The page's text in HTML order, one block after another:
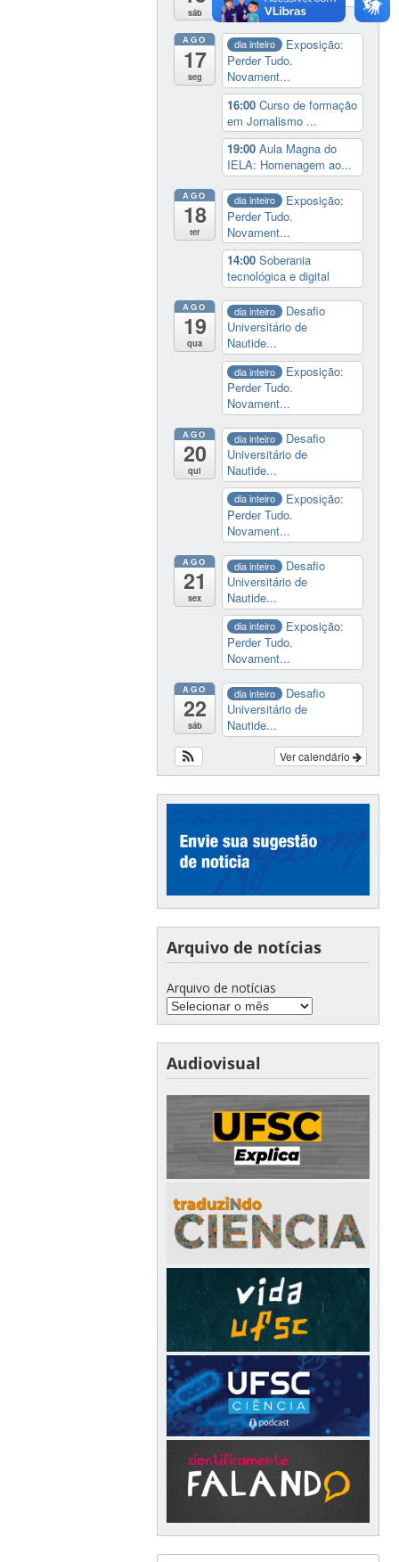
sáb
AGO
17
seg
dia inteiro
Exposição:
Perder Tudo.
Novament...
16:00Curso de formação
em Jornalismo ...
19:00Aula Magna do
IELA: Homenagem ao...
AGO
18
ter
dia inteiro
Exposição:
Perder Tudo.
Novament...
14:00Soberania
tecnológica e digital
AGO
19
qua
dia inteiro
Desafio
Universitário de
Nautide...
dia inteiro
Exposição:
Perder Tudo.
Novament...
AGO
20
qui
dia inteiro
Desafio
Universitário de
Nautide...
dia inteiro
Exposição:
Perder Tudo.
Novament...
AGO
21
sex
dia inteiro
Desafio
Universitário de
Nautide...
dia inteiro
Exposição:
Perder Tudo.
Novament...
AGO
22
sáb
dia inteiro
Desafio
Universitário de
Nautide...
Ver calendário
Arquivo de notícias
Arquivo de notícias
Audiovisual